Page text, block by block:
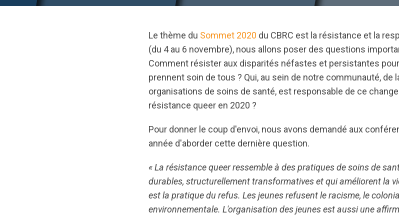
Le thème du Sommet 2020 du CBRC est la résistance et la
(du 4 au 6 novembre), nous allons poser des questions
Comment résister aux disparités néfastes et persistantes
prennent soin de tous ? Qui, au sein de notre communauté, de
organisations de soins de santé, est responsable de ce
résistance queer en 2020 ?
Pour donner le coup d'envoi, nous avons demandé aux
année d'aborder cette dernière question.
« La résistance queer ressemble à des pratiques de soins de
durables, structurellement transformatives et qui améliorent la
est la pratique du refus. Les jeunes refusent le racisme, le
environnementale. L'organisation des jeunes est aussi une